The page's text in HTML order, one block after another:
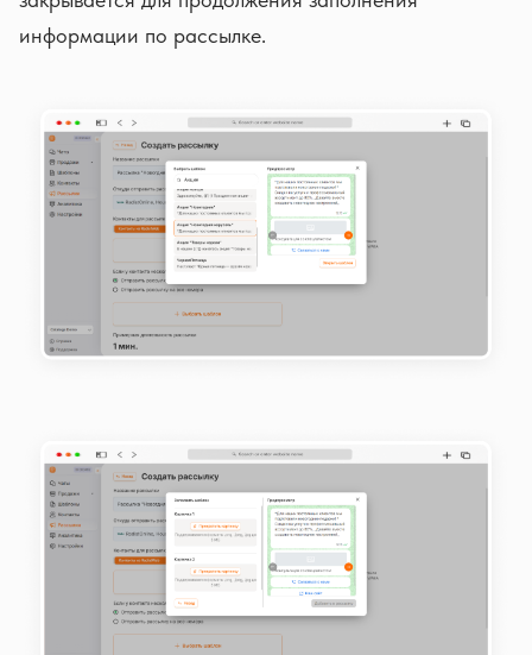
информации по рассылке.